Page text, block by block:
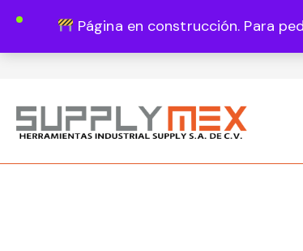
Página en construcción. Para